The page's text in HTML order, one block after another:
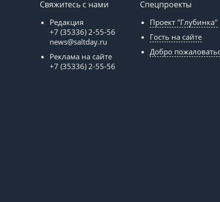
Свяжитесь с нами
Редакция
+7 (35336) 2-55-56
news@saltday.ru
Реклама на сайте
+7 (35336) 2-55-56
Спецпроекты
Проект "Глубинка"
Гость на сайте
Добро